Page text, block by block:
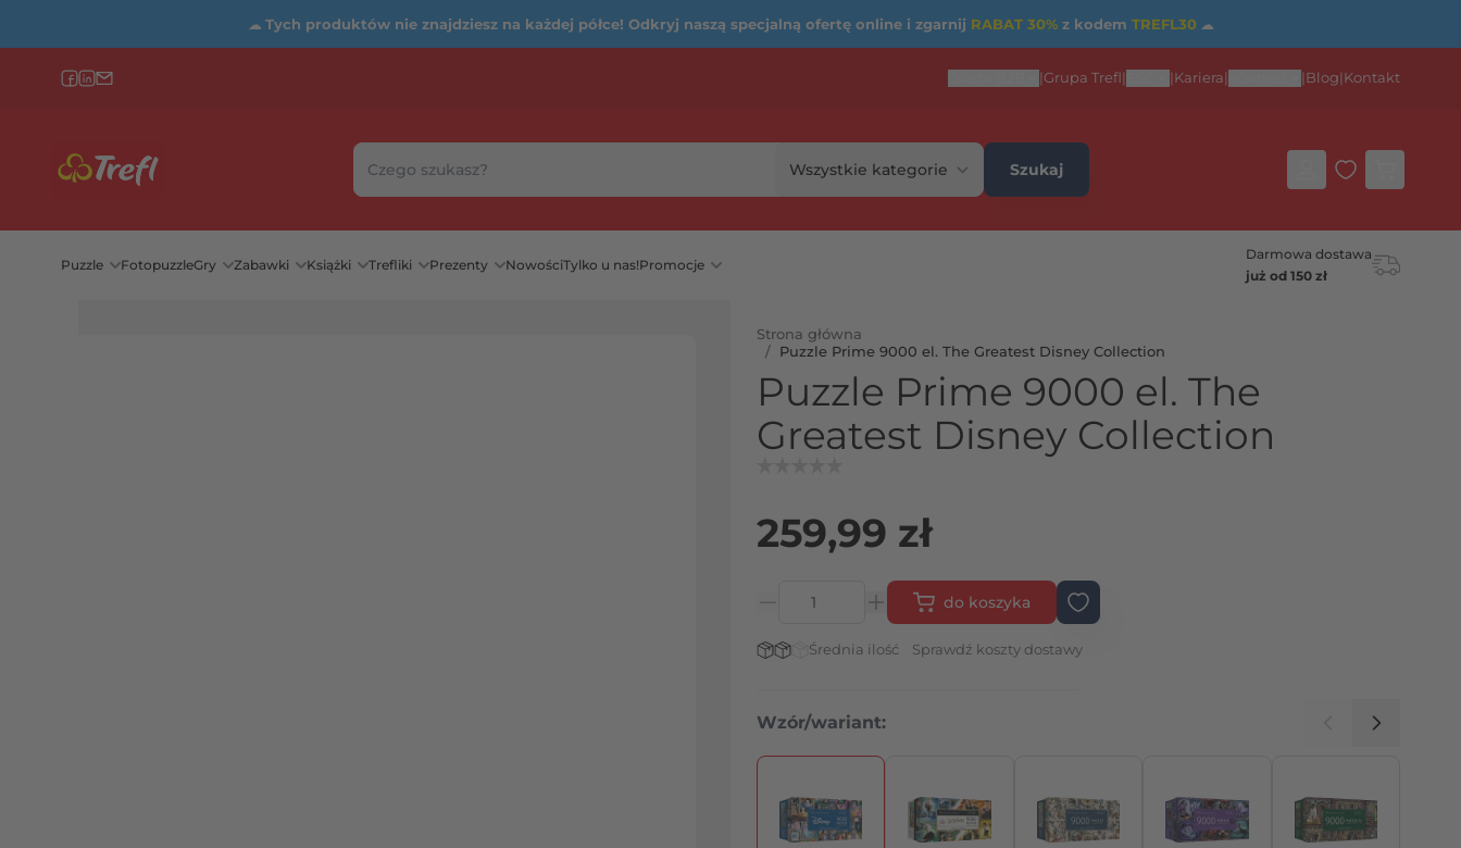
☁ Tych produktów nie znajdziesz na każdej półce! Odkryj naszą specjalną ofertę online i zgarnij RABAT 30%z kodem TREFL30 ☁
Grupa Trefl Kariera Blog Kontakt
Szukaj w sklepie...
Wybierz kategorię
Szukaj
Puzzle FotopuzzleGry Zabawki Książki Trefliki Prezenty NowościTylko u nas!Promocje
Darmowa dostawa
już od 150 zł
Strona główna
/ Puzzle Prime 9000 el. The Greatest Disney Collection
Puzzle Prime 9000 el. The
Greatest Disney Collection
259,99 zł
do koszyka
Stan magazynowy:
Średnia ilość Sprawdź koszty dostawy
Wzór/wariant:
Naciśnij, aby pominąć karuzelę